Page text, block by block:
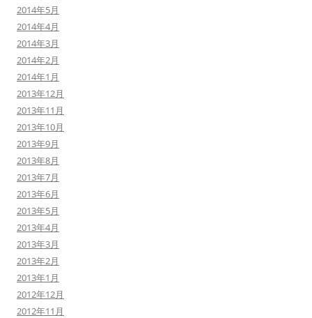
2014年5月
2014年4月
2014年3月
2014年2月
2014年1月
2013年12月
2013年11月
2013年10月
2013年9月
2013年8月
2013年7月
2013年6月
2013年5月
2013年4月
2013年3月
2013年2月
2013年1月
2012年12月
2012年11月